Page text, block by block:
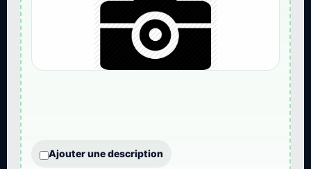
Ajouter une description